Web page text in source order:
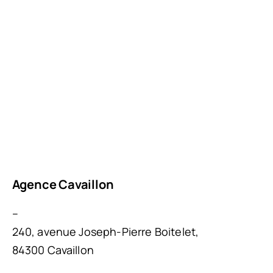
Agence Cavaillon
–
240, avenue Joseph-Pierre Boitelet,
84300 Cavaillon